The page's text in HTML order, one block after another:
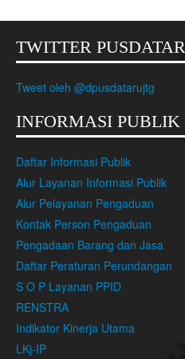
TWITTER
Tweet oleh @dpusdatarujtg
INFORMASI PUBLIK
Daftar Informasi Publik
Alur Layanan Informasi Publik
Alur Pelayanan Pengaduan
Kontak Person Pengaduan
Pengadaan Barang dan Jasa
Daftar Peraturan Perundangan
S O P Layanan PPID
RENSTRA
Indikator Kinerja Utama
LKj-IP